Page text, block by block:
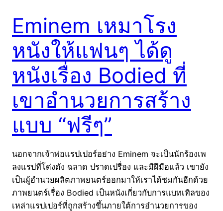
Eminem เหมาโรง
หนังให้แฟนๆ ได้ดู
หนังเรื่อง Bodied ที่
เขาอำนวยการสร้าง
แบบ “ฟรีๆ”
นอกจากเจ้าพ่อแรปเปอร์อย่าง Eminem จะเป็นนักร้องเพ
ลงแรปที่โด่งดัง ฉลาด ปราดเปรื่อง และมีฝีมือแล้ว เขายัง
เป็นผู้อำนวยผลิตภาพยนตร์ออกมาให้เราได้ชมกันอีกด้วย
ภาพยนตร์เรื่อง Bodied เป็นหนังเกี่ยวกับการแบทเทิลของ
เหล่าแรปเปอร์ที่ถูกสร้างขึ้นภายใต้การอำนวยการของ